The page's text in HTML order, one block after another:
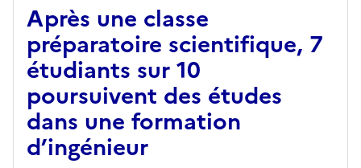
Après une classe
préparatoire scientifique, 7
étudiants sur 10
poursuivent des études
dans une formation
d’ingénieur